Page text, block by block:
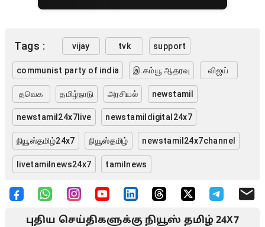
Tags : vijay tvk support
communist party of india இ.கம்யூ ஆதரவு விஜய்
தவெக தமிழ்நாடு அரசியல் newstamil
newstamil24x7live newstamildigital24x7
நியூஸ்தமிழ்24x7 நியூஸ்தமிழ் newstamil24x7channel
livetamilnews24x7 tamilnews
புதிய செய்திகளுக்கு நியூஸ் தமிழ் 24X7